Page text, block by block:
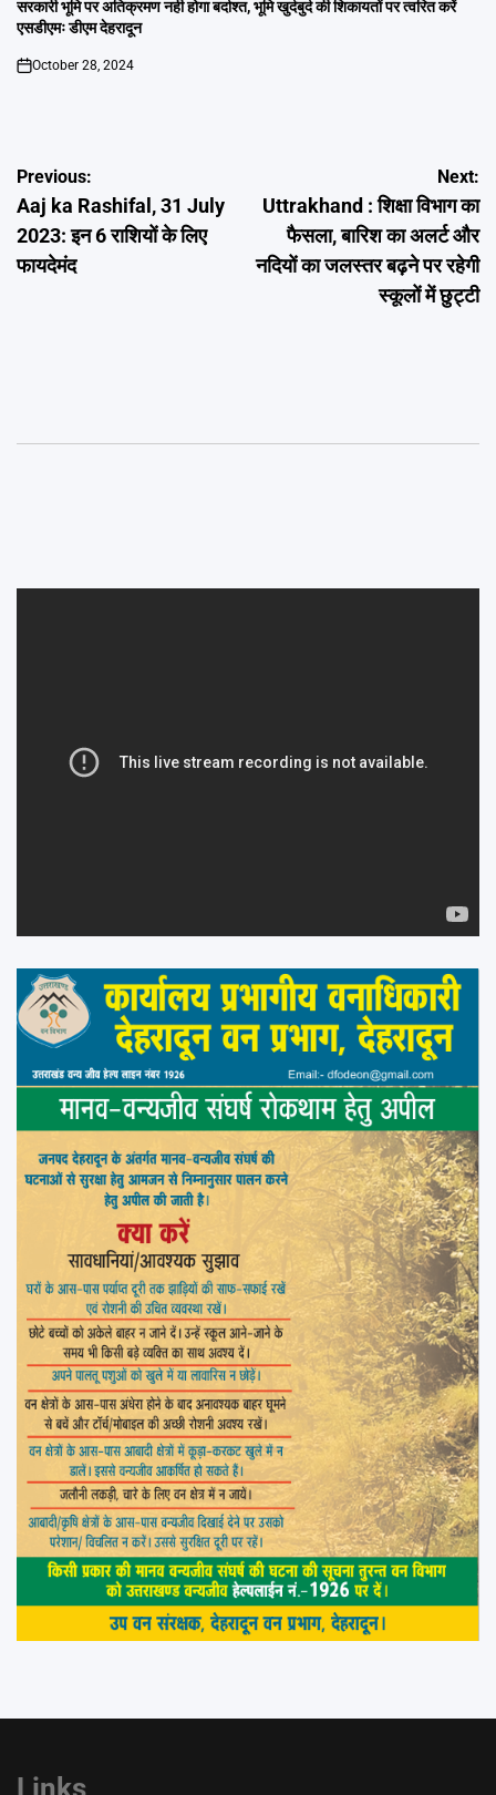
सरकारी भूमि पर अतिक्रमण नही होगा बर्दाश्त, भूमि खुर्दबुर्द की शिकायतों पर त्वरित करें
एसडीएमः डीएम देहरादून
on
October 28, 2024
Post
navigation
Previous:
Aaj ka Rashifal, 31 July
2023: इन 6 राशियों के लिए
फायदेमंद
Next:
Uttrakhand : शिक्षा विभाग का
फैसला, बारिश का अलर्ट और
नदियों का जलस्तर बढ़ने पर रहेगी
स्कूलों में छुट्टी
Links